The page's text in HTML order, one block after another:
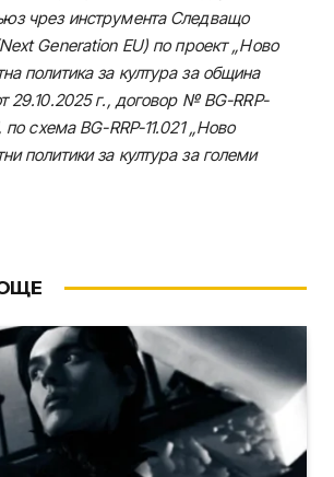
чрез инструмента Следващо
Generation EU) по проект „Ново
политика за култура за община
29.10.2025 г., договор № BG-RRP-
по схема BG-RRP-11.021 „Ново
политики за култура за големи